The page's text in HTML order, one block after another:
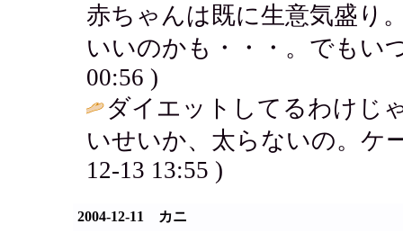
赤ちゃんは既に生意気盛り
いいのかも・・・。でもい
00:56 )
ダイエットしてるわけじ
いせいか、太らないの。
12-13 13:55 )
2004-12-11 カニ